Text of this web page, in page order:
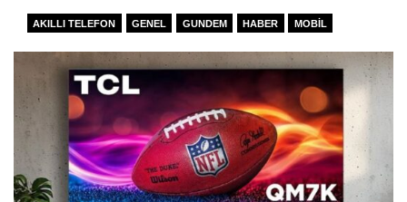
AKILLI TELEFON GENEL GUNDEM HABER MOBIL